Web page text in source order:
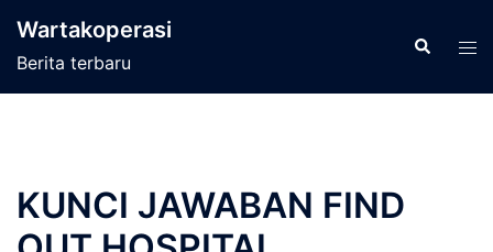
Wartakoperasi
Berita terbaru
Cari
KUNCI JAWABAN FIND